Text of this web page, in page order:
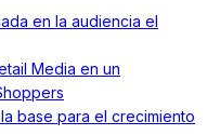
en la audiencia el
Media en un
base para el crecimiento